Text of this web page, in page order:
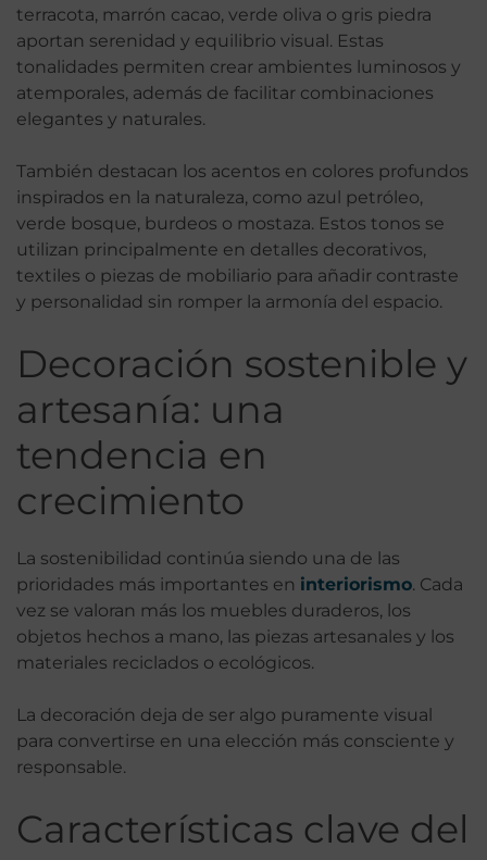
terracota, marrón cacao, verde oliva o gris piedra
aportan serenidad y equilibrio visual. Estas
tonalidades permiten crear ambientes luminosos y
atemporales, además de facilitar combinaciones
elegantes y naturales.
También destacan los acentos en colores profundos
inspirados en la naturaleza, como azul petróleo,
verde bosque, burdeos o mostaza. Estos tonos se
utilizan principalmente en detalles decorativos,
textiles o piezas de mobiliario para añadir contraste
y personalidad sin romper la armonía del espacio.
Decoración sostenible y
artesanía: una
tendencia en
crecimiento
La sostenibilidad continúa siendo una de las
prioridades más importantes en interiorismo. Cada
vez se valoran más los muebles duraderos, los
objetos hechos a mano, las piezas artesanales y los
materiales reciclados o ecológicos.
La decoración deja de ser algo puramente visual
para convertirse en una elección más consciente y
responsable.
Características clave del